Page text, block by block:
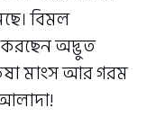
বিমল
করছেন অদ্ভুত
মাংস আর গরম